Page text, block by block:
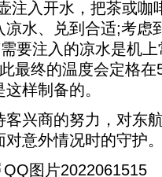
注入开水，把茶或咖
凉水、兑到合适;考虑
要注入的凉水是机
最终的温度会定格
样制备的。
兴商的努力，对东
意外情况时的守护